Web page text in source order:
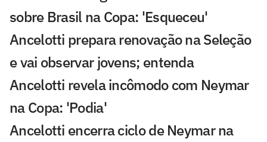
sobre Brasil na Copa: 'Esqueceu'
Ancelotti prepara renovação na Seleção
e vai observar jovens; entenda
Ancelotti revela incômodo com Neymar
na Copa: 'Podia'
Ancelotti encerra ciclo de Neymar na